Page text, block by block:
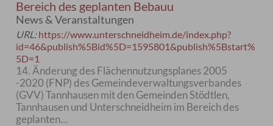
Bereich des geplanten Bebauu
News & Veranstaltungen
URL:https://www.unterschneidheim.de/index.php?
id=46&publish%5Bid%5D=1595801&publish%5Bstart%
5D=1
14. Änderung des Flächennutzungsplanes 2005
-2020 (FNP) des Gemeindeverwaltungsverbandes
(GVV) Tannhausen mit den Gemeinden Stödtlen,
Tannhausen und Unterschneidheim im Bereich des
geplanten…